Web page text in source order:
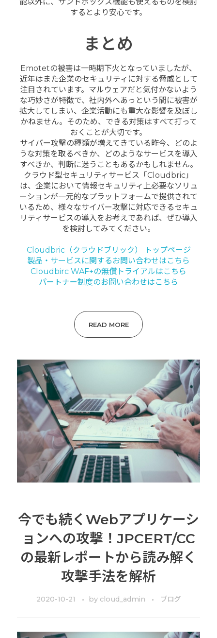
するとより安心です。
まとめ
Emotetの被害は一時期下火となっていましたが、
近年はまた企業のセキュリティに対する脅威として
注目されています。マルウェアだと気付かないよう
な巧妙さが特徴で、社内外へあっという間に被害が
拡大してしまい、企業活動にも重大な影響を及ぼし
かねません。そのため、できる対策はすべて打って
おくことが大切です。
サイバー攻撃の種類が増えてきている昨今、どのよ
うな対策を取るべきか、どのようなサービスを導入
すべきか、判断に迷うこともあるかもしれません。
クラウド型セキュリティサービス「Cloudbric」
は、企業において情報セキュリティ上必要なソリュ
ーションが一元的なプラットフォームで提供されて
いるため、様々なサイバー攻撃に対応できるセキュ
リティサービスの導入をお考えであれば、ぜひ導入
を検討してみてください。
Cloudbric（クラウドブリック） トップページ
製品・サービスに関するお問い合わせはこちら
Cloudbirc WAF+の無償トライアルはこちら
パートナー制度のお問い合わせはこちら
READ MORE
今でも続くWebアプリケーシ
ョンへの攻撃！JPCERT/CC
の最新レポートから読み解く
攻撃手法を解析
2020-10-21 by cloud_admin ブログ